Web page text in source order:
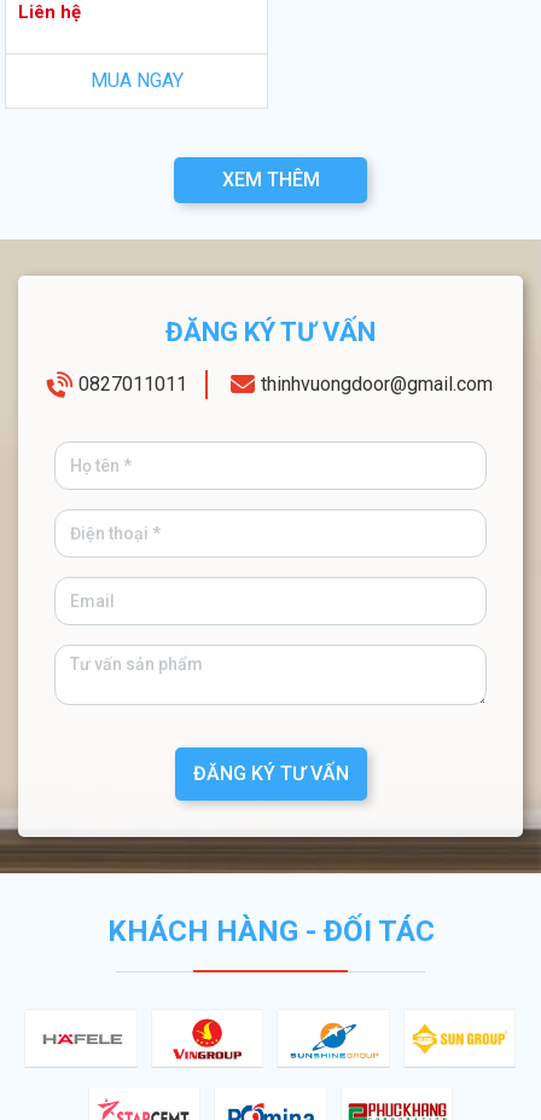
Liên hệ
MUA NGAY
XEM THÊM
ĐĂNG KÝ TƯ VẤN
0827011011 thinhvuongdoor@gmail.com
ĐĂNG KÝ TƯ VẤN
KHÁCH HÀNG - ĐỐI TÁC